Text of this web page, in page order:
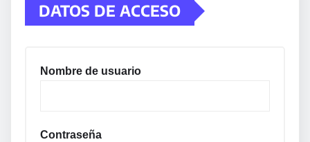
DATOS DE ACCESO
Nombre de usuario
Contraseña